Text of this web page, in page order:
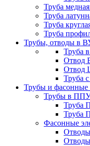
Труба
Труба
Труба
Труба
Трубы, отводы в
Труба
Отвод
Отвод
Труба
Трубы и
Трубы в
Труба
Труба
Фасонные